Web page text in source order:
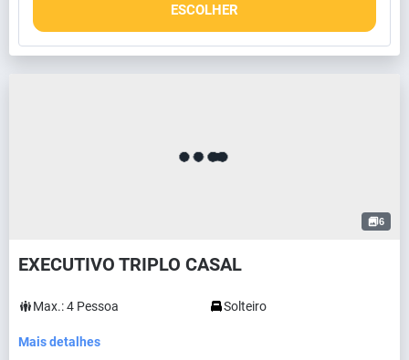
ESCOLHER
6
EXECUTIVO TRIPLO CASAL
Max.:4 Pessoa Solteiro
Mais detalhes